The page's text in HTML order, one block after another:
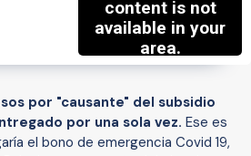
por "causante" del subsidio
por una sola vez. Ese es
el bono de emergencia Covid 19,